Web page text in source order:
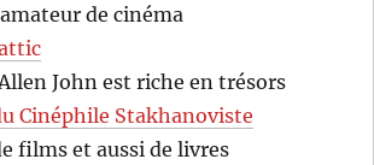
de cinéma
John est riche en trésors
Cinéphile Stakhanoviste
films et aussi de livres